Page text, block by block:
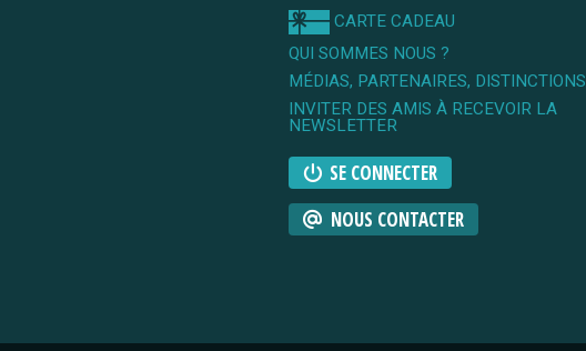
CARTE CADEAU
QUI SOMMES NOUS ?
MÉDIAS, PARTENAIRES, DISTINCTIONS
INVITER DES AMIS À RECEVOIR LA
NEWSLETTER
SE CONNECTER
NOUS CONTACTER